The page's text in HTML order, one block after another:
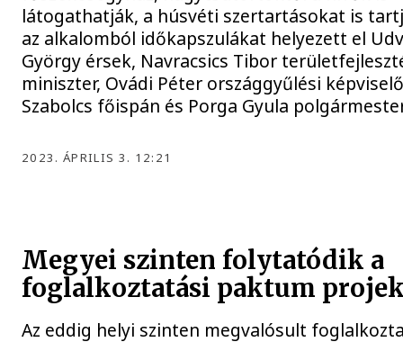
látogathatják, a húsvéti szertartásokat is
az alkalomból időkapszulákat helyezett el
György érsek, Navracsics Tibor
miniszter, Ovádi Péter országgyűlési
Szabolcs főispán és Porga Gyula
2023. ÁPRILIS 3. 12:21
Megyei szinten folytatódik a
foglalkoztatási paktum
Az eddig helyi szinten megvalósult